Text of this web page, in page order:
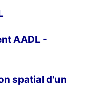
AADL -
spatial d'un